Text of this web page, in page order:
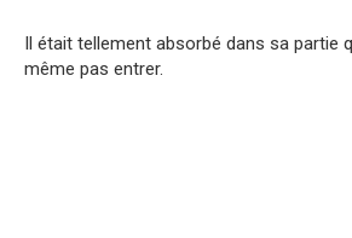
Il était tellement absorbé dans sa partie
même pas entrer.